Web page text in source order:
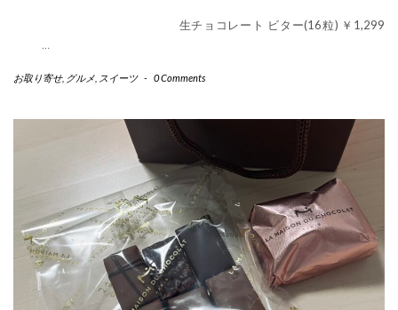
生チョコレート ビター(16粒) ￥1,299
…
お取り寄せ, グルメ スイーツ - 0 Comments